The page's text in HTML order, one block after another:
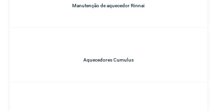
Manutenção de aquecedor Rinnai
Aquecedores Cumulus